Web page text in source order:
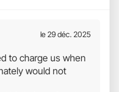
le 29 déc. 2025
to charge us when
would not